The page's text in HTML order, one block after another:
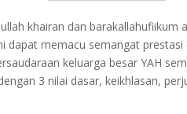
khairan dan barakallahufiikum
dapat memacu semangat prestasi
keluarga besar YAH
3 nilai dasar, keikhlasan,